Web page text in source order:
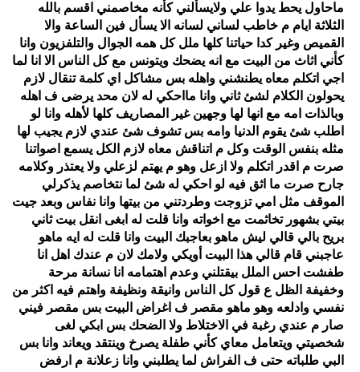
مدوَنات
مشاكل
وحلول
ماحاول يحط يدوا علي ولايسألني كأنه مخاصمني اقسم بالله
الثلاثة ايام م خاطب لساني لسانه الا يسأل فين الساعة والا
القميص وغير كدا حياتنا كلها ملل كل همه الجوال والتلفزيون وانا
كأني اثاث من البيت مع انه يضحك ويتونس مع كل الناس الا انا لما
اجي اتكلم معاه يطنشني واهله بس مشاكل اي كلمة تنقال لازم
يحولون الكلام لشئ ثاني وانا مااحكي له لان محد يرضى ف اهله
وبالذات امه مع انها لها وجهين غير المصاريف كلها لأهله وانا لو
اطلب شئ يقوم الدنيا وامه بس تشوف شئ عندي لازم يجيب لها
مثله بنفس الوقت وكل م اتناقش معاه لازم الكل يسمع اصواتنا
صرت م اقدر اتكلم ولا ازعل وهو م يهتم لزعلي ولا يعتذر وكلامه
جارح صرت ما اثق فيه لو احكي له شئ لما نتخاصم يذكرلي
الموقف مثل امي تزوجت وطردتني من بيتها وانا نفاس وبعد جيت
بيتي بشهور تخاثمت مع اخواته وانا قلت له ابغى انقل بيت ثاني
بريح بالي قالي ليش ماهو بعاجبك البيت وانا قلت له ايه ماهو
عاجبني قام قالي هذا البيت أويكي ولامك لان م عندك اهل انا
طفشت احس الملل بيقتلني وعدم اهتمامه انا نسانة مرحة
وخفيفة الظل ع قول كل الناس وانيقة ونظيفة واهتم فيه اكثر من
نفسي وادلعه وهو ماهو مقصر ف اغراض البيت بس مقصر فيني
صار م عندي رغبة في الاختلاط ولا الضحك بس ابكي لغى
شخصيتي ويتعامل معاي كأني طفلة يصرخ وينتقد ويعاند وانا بس
البي طلباته حتى ف الفراش لما يطلبني وانا زعلانة م ارفض